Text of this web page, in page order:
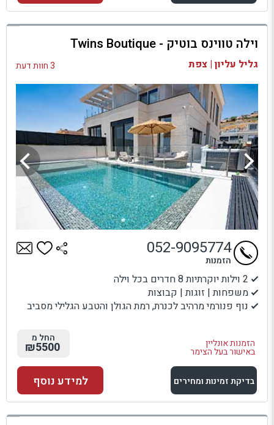
למתחם זה
בדיקת זמינות ומחירים
וילה טווינס בוטיק - Twins Boutique
גליל עליון | צפת 3 חוות דעת
2 וילות יוקרתיות 8 חדרים בכל וילה
משפחות | זוגות | קבוצות
נוף פנורמי מרהיב לכנרת, רמת הגולן והטבע הגלילי מסביב
הזמנות אונליין
באישור בעל הצימר
052-9095774
הזמנות
החל מ
₪5500
בדיקת זמינות ומחירים
למתחם זה
למידע נוסף